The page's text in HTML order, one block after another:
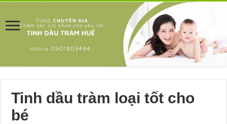
Tinh dầu tràm loại tốt cho
bé